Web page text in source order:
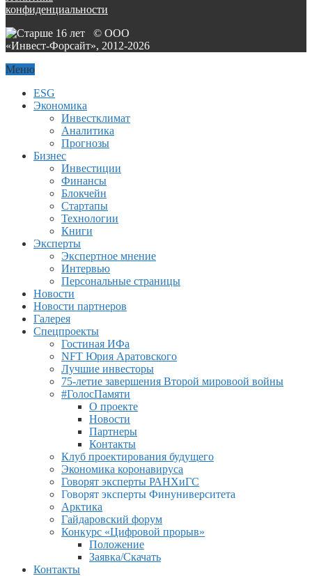
конфиденциальности
© ООО
«Инвест-Форсайт», 2012-2026
Меню
ESG
Экономика
Инвестклимат
Аналитика
Прогнозы
Бизнес
Инвестиции
Финансы
Блокчейн
Стартапы
Технологии
Книги
Эксперты
Экспертное мнение
Интервью
Персональные страницы
Новости
Новости партнеров
Галерея
Спецпроекты
Гостиная ИФа
NFT Юрия Аратовского
Лучшие инвесторы
75-летие завершения Второй мировоой войны
#ГолосПамяти
О проекте
Новости
Партнеры
Контакты
Клуб проектирования будущего
Экономика коронавируса
Говорят эксперты РАНХиГС
Говорят эксперты Финуниверситета
Арктика
Гайдаровский форум
Конкурс «Цифровой прорыв»
Положение
Заявка/Скачать
Контакты